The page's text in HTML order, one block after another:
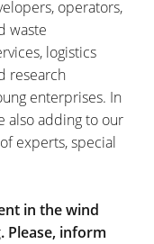
operators,
waste
logistics
research
enterprises. In
also adding to our
experts, special
in the wind
Please, inform